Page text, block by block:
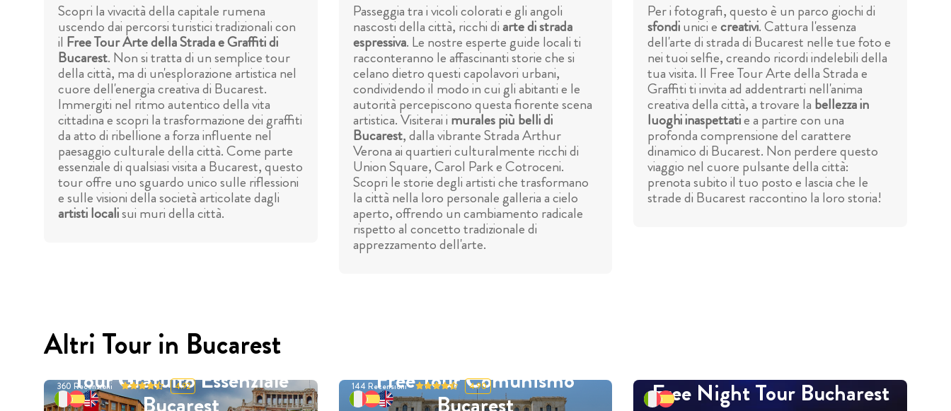
Scopri la vivacità della capitale rumena
uscendo dai percorsi turistici tradizionali con
il Free Tour Arte della Strada e Graffiti di
Bucarest. Non si tratta di un semplice tour
della città, ma di un'esplorazione artistica nel
cuore dell'energia creativa di Bucarest.
Immergiti nel ritmo autentico della vita
cittadina e scopri la trasformazione dei graffiti
da atto di ribellione a forza influente nel
paesaggio culturale della città. Come parte
essenziale di qualsiasi visita a Bucarest, questo
tour offre uno sguardo unico sulle riflessioni
e sulle visioni della società articolate dagli
artisti localisui muri della città.
Passeggia tra i vicoli colorati e gli angoli
nascosti della città, ricchi diarte di strada
espressiva. Le nostre esperte guide locali ti
racconteranno le affascinanti storie che si
celano dietro questi capolavori urbani,
condividendo il modo in cui gli abitanti e le
autorità percepiscono questa fiorente scena
artistica. Visiterai i murales più belli di
Bucarest, dalla vibrante Strada Arthur
Verona ai quartieri culturalmente ricchi di
Union Square, Carol Park e Cotroceni.
Scopri le storie degli artisti che trasformano
la città nella loro personale galleria a cielo
aperto, offrendo un cambiamento radicale
rispetto al concetto tradizionale di
apprezzamento dell'arte.
Per i fotografi, questo è un parco giochi di
sfondiunici ecreativi. Cattura l'essenza
dell'arte di strada di Bucarest nelle tue foto e
nei tuoi selfie, creando ricordi indelebili della
tua visita. Il Free Tour Arte della Strada e
Graffiti ti invita ad addentrarti nell'anima
creativa della città, a trovare la bellezza in
luoghi inaspettatie a partire con una
profonda comprensione del carattere
dinamico di Bucarest. Non perdere questo
viaggio nel cuore pulsante della città:
prenota subito il tuo posto e lascia che le
strade di Bucarest raccontino la loro storia!
Altri Tour in Bucarest
Tour Gratuito Essenziale
360 Recensioni 4.92 Free Tour Comunismo
144 Recensioni 4.90 Free Night Tour Bucharest